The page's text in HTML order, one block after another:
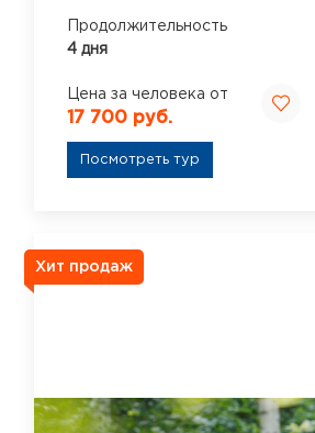
Продолжительность
4 дня
Цена за человека от
17 700 руб.
Посмотреть тур
Хит продаж